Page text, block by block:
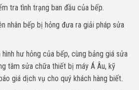
tra tình trạng ban đầu của bếp.
nhân bếp bị hỏng đưa ra giải pháp sửa
hư hỏng của bếp, cùng bảng giá sửa
tâm sửa chữa thiết bị máy Á Âu, kỹ
giá dịch vụ cho quý khách hàng biết.